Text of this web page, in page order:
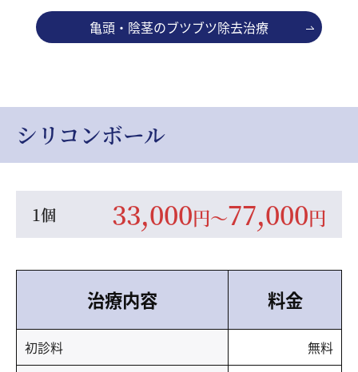
亀頭・陰茎のブツブツ除去治療
シリコンボール
1個 33,000円〜77,000円
治療内容 料金
初診料
無料